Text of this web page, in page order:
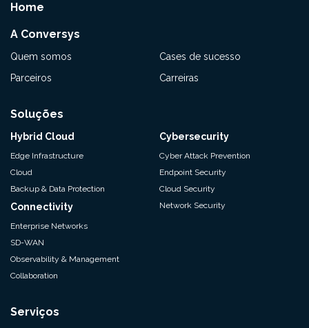
Home
A Conversys
Quem somos
Parceiros
Cases de sucesso
Carreiras
Soluções
Hybrid Cloud
Edge Infrastructure
Cloud
Backup & Data Protection
Connectivity
Enterprise Networks
SD-WAN
Observability & Management
Collaboration
Cybersecurity
Cyber Attack Prevention
Endpoint Security
Cloud Security
Network Security
Serviços